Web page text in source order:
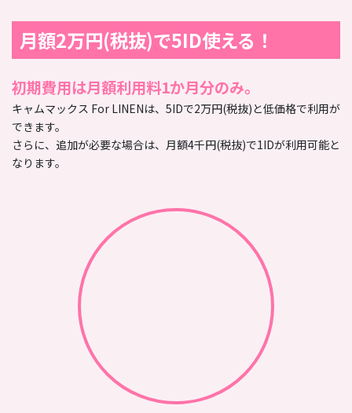
月額2万円(税抜)で5ID使える！
初期費用は月額利用料1か月分のみ。
キャムマックス For LINENは、5IDで2万円(税抜)と低価格で利用が
できます。
さらに、追加が必要な場合は、月額4千円(税抜)で1IDが利用可能と
なります。